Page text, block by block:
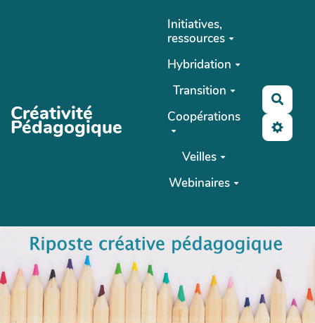
Créativité
Pédagogique
Initiatives,
ressources
Hybridation
Transition
Coopérations
Veilles
Webinaires